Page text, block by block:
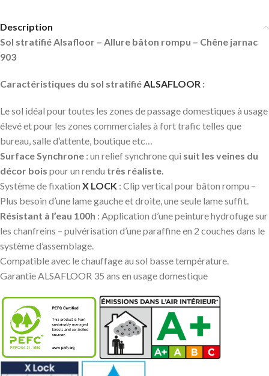
Description
Sol stratifié Alsafloor – Allure bâton rompu – Chêne jarnac
903
Caractéristiques du sol stratifiéALSAFLOOR :
Le sol idéal pour toutes les zones de passage domestiques à usage
élevé et pour les zones commerciales à fort trafic telles que
bureau, salle d’attente, boutique etc…
Surface Synchrone : un relief synchrone qui suit les veines du
décor bois pour un rendu très réaliste.
Système de fixation X LOCK : Clip vertical pour bâton rompu –
Plus besoin d’une lame gauche et droite, une seule lame suffit.
Résistant à l’eau 100h : Application d’une peinture hydrofuge sur
les chanfreins – pulvérisation d’une paraffine en 2 couches dans le
système d’assemblage.
Compatible avec le chauffage au sol basse température.
Garantie ALSAFLOOR 35 ans en usage domestique